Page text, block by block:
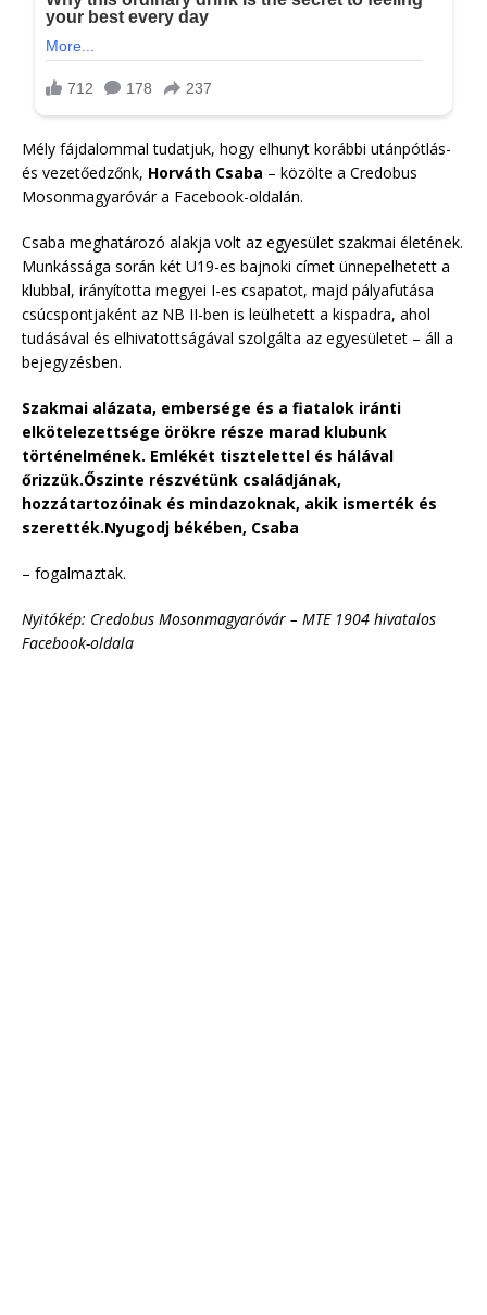
Mély fájdalommal tudatjuk, hogy elhunyt korábbi utánpótlás-
és vezetőedzőnk, Horváth Csaba – közölte a Credobus
Mosonmagyaróvár a Facebook-oldalán.
Csaba meghatározó alakja volt az egyesület szakmai életének.
Munkássága során két U19-es bajnoki címet ünnepelhetett a
klubbal, irányította megyei I-es csapatot, majd pályafutása
csúcspontjaként az NB II-ben is leülhetett a kispadra, ahol
tudásával és elhivatottságával szolgálta az egyesületet – áll a
bejegyzésben.
Szakmai alázata, embersége és a fiatalok iránti
elkötelezettsége örökre része marad klubunk
történelmének. Emlékét tisztelettel és hálával
őrizzük.Őszinte részvétünk családjának,
hozzátartozóinak és mindazoknak, akik ismerték és
szerették.Nyugodj békében, Csaba
– fogalmaztak.
Nyitókép: Credobus Mosonmagyaróvár – MTE 1904 hivatalos
Facebook-oldala